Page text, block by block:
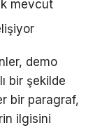
mevcut
demo
bir şekilde
bir paragraf,
ilgisini